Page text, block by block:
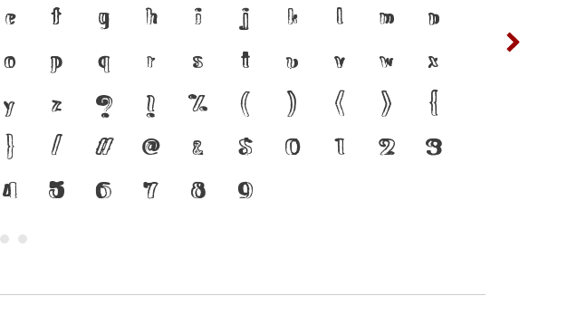
e
f g h i j k l m
n
o
p q r s t u v w
x
y
z ? ! % ( ) [ ]
{
}
/ # @ & $ 0 1 2 3
4
5 6 7 8 9
ดำรงอยู่ได้ แบบตัวพิมพ์ที่พัฒนา
ทันกระแสการเปลี่ยนแปลง คือ
โครงสร้างแกร่งของสะพานที่เชื่อม
ตัวตนของชาติ จากปัจจุบันสู่
อนาคต
ห